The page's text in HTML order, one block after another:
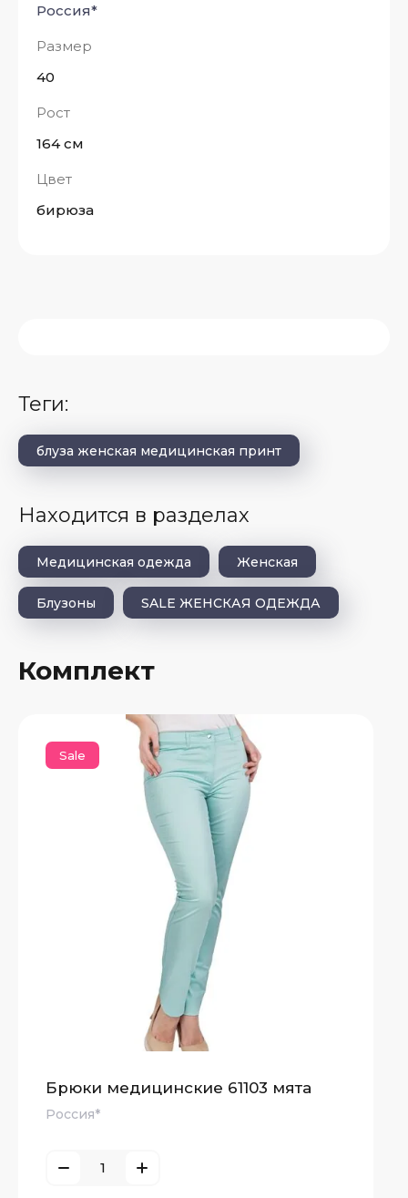
Россия*
Размер
40
Рост
164 см
Цвет
бирюза
теги:
блуза женская медицинская принт
Находится в разделах
Медицинская одежда Женская
Блузоны SALE ЖЕНСКАЯ ОДЕЖДА
Комплект
Sale
Брюки медицинские 61103 мята
Россия*